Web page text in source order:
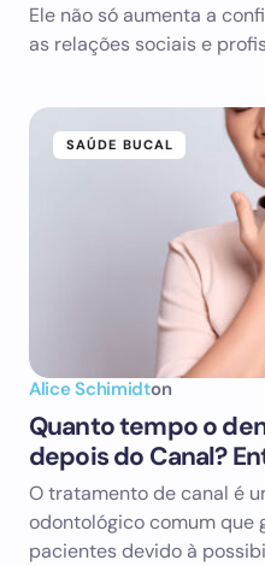
Ele não só aumenta a
as relações sociais e
SAÚDE BUCAL
Alice Schimidton
Quanto tempo o
depois do Canal?
O tratamento de canal é
odontológico comum que
pacientes devido à